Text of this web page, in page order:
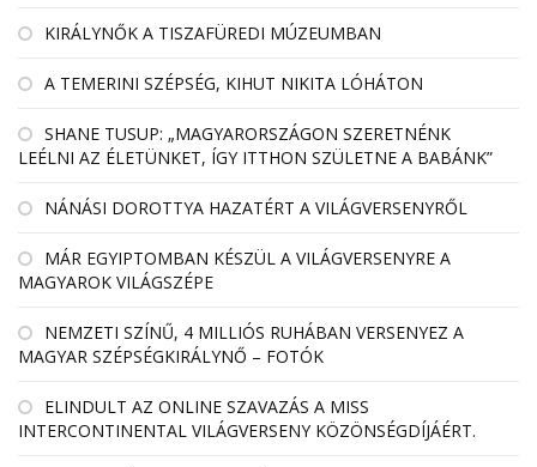
KIRÁLYNŐK A TISZAFÜREDI MÚZEUMBAN
A TEMERINI SZÉPSÉG, KIHUT NIKITA LÓHÁTON
SHANE TUSUP: „MAGYARORSZÁGON SZERETNÉNK
LEÉLNI AZ ÉLETÜNKET, ÍGY ITTHON SZÜLETNE A BABÁNK”
NÁNÁSI DOROTTYA HAZATÉRT A VILÁGVERSENYRŐL
MÁR EGYIPTOMBAN KÉSZÜL A VILÁGVERSENYRE A
MAGYAROK VILÁGSZÉPE
NEMZETI SZÍNŰ, 4 MILLIÓS RUHÁBAN VERSENYEZ A
MAGYAR SZÉPSÉGKIRÁLYNŐ – FOTÓK
ELINDULT AZ ONLINE SZAVAZÁS A MISS
INTERCONTINENTAL VILÁGVERSENY KÖZÖNSÉGDÍJÁÉRT.